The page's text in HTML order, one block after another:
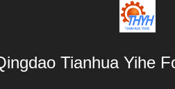
Tianhua Yihe